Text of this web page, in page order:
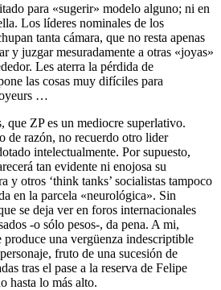
para «sugerir» modelo alguno; ni en
Los líderes nominales de los
tanta cámara, que no resta apenas
y juzgar mesuradamente a otras «joyas»
Les aterra la pérdida de
las cosas muy difíciles para
…
que ZP es un mediocre superlativo.
de razón, no recuerdo otro lider
intelectualmente. Por supuesto,
tan evidente ni enojosa su
y otros ‘think tanks’ socialistas tampoco
en la parcela «neurológica». Sin
se deja ver en foros internacionales
-o sólo pesos-, da pena. A mi,
produce una vergüenza indescriptible
fruto de una sucesión de
tras el pase a la reserva de Felipe
hasta lo más alto.